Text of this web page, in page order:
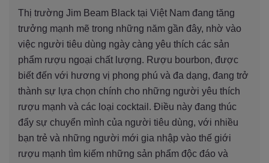
Thị trường Jim Beam Black tại Việt Nam đang tăng
trưởng mạnh mẽ trong những năm gần đây, nhờ vào
việc người tiêu dùng ngày càng yêu thích các sản
phẩm rượu ngoại chất lượng. Rượu bourbon, được
biết đến với hương vị phong phú và đa dạng, đang trở
thành sự lựa chọn chính cho những người yêu thích
rượu mạnh và các loại cocktail. Điều này đang thúc
đẩy sự chuyển mình của người tiêu dùng, với nhiều
bạn trẻ và những người mới gia nhập vào thế giới
rượu mạnh tìm kiếm những sản phẩm độc đáo và